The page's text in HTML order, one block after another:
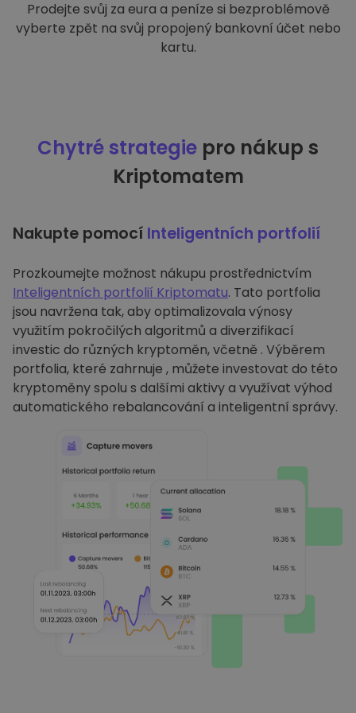
Prodejte svůj za eura a peníze si bezproblémově
vyberte zpět na svůj propojený bankovní účet nebo
kartu.
Chytré strategie pro nákup s
Kriptomatem
Nakupte pomocí Inteligentních portfolií
Prozkoumejte možnost nákupu prostřednictvím
Inteligentních portfolií Kriptomatu. Tato portfolia
jsou navržena tak, aby optimalizovala výnosy
využitím pokročilých algoritmů a diverzifikací
investic do různých kryptoměn, včetně . Výběrem
portfolia, které zahrnuje , můžete investovat do této
kryptoměny spolu s dalšími aktivy a využívat výhod
automatického rebalancování a inteligentní správy.